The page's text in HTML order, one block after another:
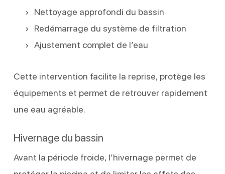
Nettoyage approfondi du bassin
Redémarrage du système de filtration
Ajustement complet de l’eau
Cette intervention facilite la reprise, protège les
équipements et permet de retrouver rapidement
une eau agréable.
Hivernage du bassin
Avant la période froide, l’hivernage permet de